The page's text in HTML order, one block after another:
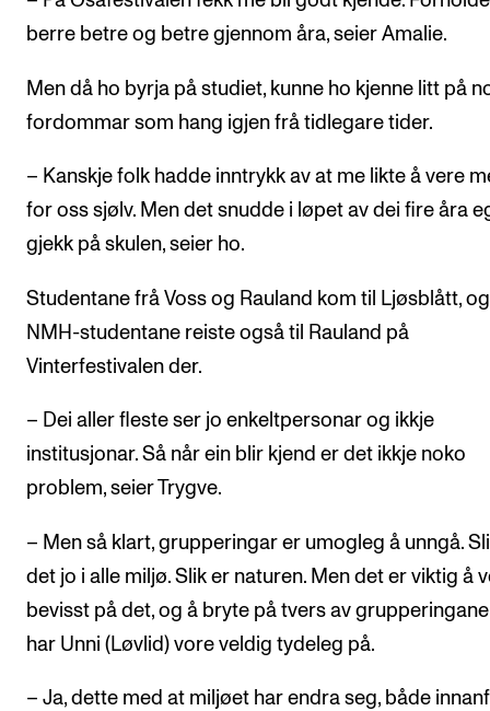
berre betre og betre gjennom åra, seier Amalie.
Men då ho byrja på studiet, kunne ho kjenne litt på
fordommar som hang igjen frå tidlegare tider.
– Kanskje folk hadde inntrykk av at me likte å vere
for oss sjølv. Men det snudde i løpet av dei fire åra
gjekk på skulen, seier ho.
Studentane frå Voss og Rauland kom til Ljøsblått, og
NMH-studentane reiste også til Rauland på
Vinterfestivalen der.
– Dei aller fleste ser jo enkeltpersonar og ikkje
institusjonar. Så når ein blir kjend er det ikkje noko
problem, seier Trygve.
– Men så klart, grupperingar er umogleg å unngå.
det jo i alle miljø. Slik er naturen. Men det er viktig å
bevisst på det, og å bryte på tvers av
har Unni (Løvlid) vore veldig tydeleg på.
– Ja, dette med at miljøet har endra seg, både